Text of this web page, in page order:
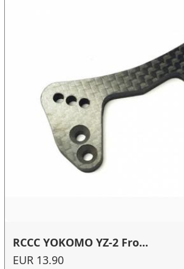
RCCC YOKOMO YZ-2 Fro...
EUR 13.90